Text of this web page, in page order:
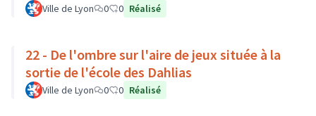
Ville de Lyon 0 0 Réalisé
22 - De l'ombre sur l'aire de jeux située à la
sortie de l'école des Dahlias
Ville de Lyon 0 0 Réalisé